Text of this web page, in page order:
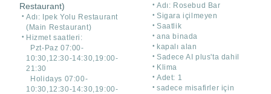
Restaurant)
Adı: Ipek Yolu Restaurant
(Main Restaurant)
Hizmet saatleri:
Pzt-Paz 07:00-
10:30,12:30-14:30,19:00-
21:30
Holidays 07:00-
10:30,12:30-14:30,19:00-
Adı: Rosebud Bar
Sigara içilmeyen
Saatlik
ana binada
kapalı alan
Sadece AI plus'ta dahil
Klima
Adet: 1
sadece misafirler için